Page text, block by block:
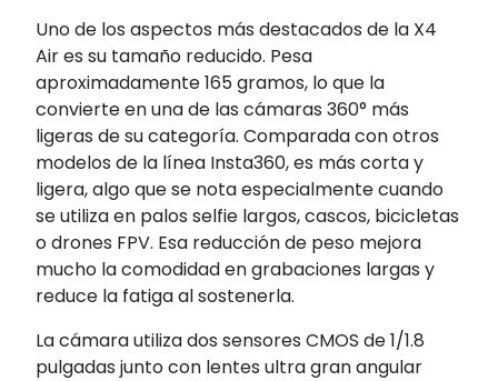
Uno de los aspectos más destacados de la X4
Air es su tamaño reducido. Pesa
aproximadamente 165 gramos, lo que la
convierte en una de las cámaras 360° más
ligeras de su categoría. Comparada con otros
modelos de la línea Insta360, es más corta y
ligera, algo que se nota especialmente cuando
se utiliza en palos selfie largos, cascos, bicicletas
o drones FPV. Esa reducción de peso mejora
mucho la comodidad en grabaciones largas y
reduce la fatiga al sostenerla.
La cámara utiliza dos sensores CMOS de 1/1.8
pulgadas junto con lentes ultra gran angular